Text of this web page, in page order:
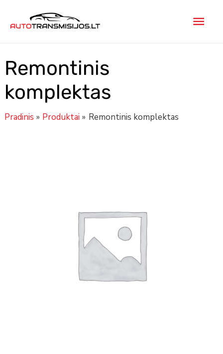
prie
Remontinis
komplektas
Pradinis Produktai Remontinis komplektas